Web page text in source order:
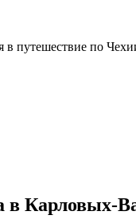
путешествие по
в Карловых-